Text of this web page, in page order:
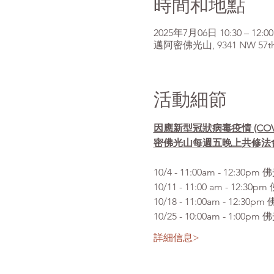
時間和地點
2025年7月06日 10:30 – 12:00
邁阿密佛光山, 9341 NW
活動細節
因應新型冠狀病毒疫情
密佛光山每週五晚上共修
10/4 - 11:00am - 12:30pm
10/11 - 11:00 am -
10/18 - 11:00am - 12:30pm
10/25 - 10:00am - 1:00pm
詳細信息>